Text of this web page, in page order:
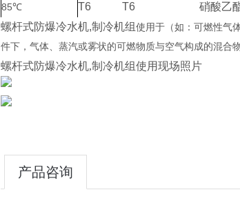
85℃ T6 T6
硝酸乙
螺杆式防爆冷水机,制冷机组 使用于（如：可燃性气
件下，气体、蒸汽或雾状的可燃物质与空气构成的混合
螺杆式防爆冷水机,制冷机组使用现场照片
产品咨询